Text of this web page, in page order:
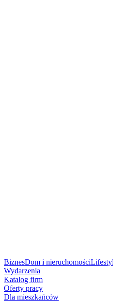
BiznesDom i nieruchomości
Wydarzenia
Katalog firm
Oferty pracy
Dla mieszkańców